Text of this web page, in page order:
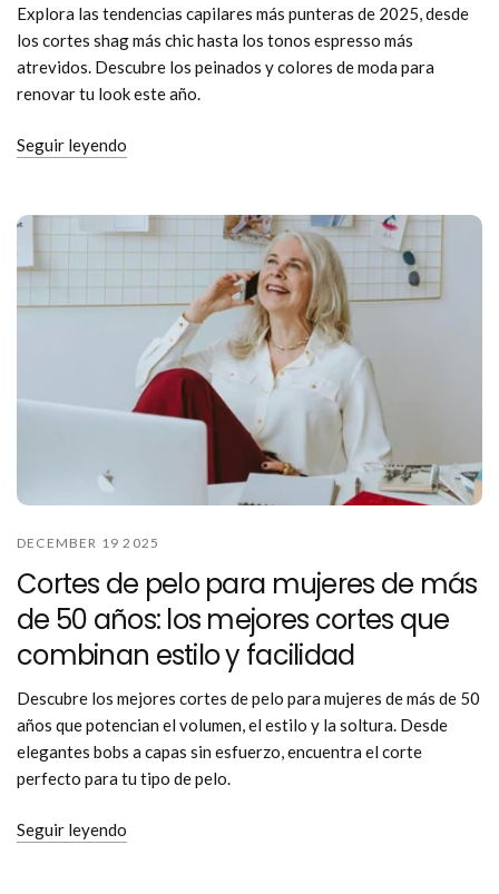
Explora las tendencias capilares más punteras de 2025, desde
los cortes shag más chic hasta los tonos espresso más
atrevidos. Descubre los peinados y colores de moda para
renovar tu look este año.
Seguir leyendo
DECEMBER 19 2025
Cortes de pelo para mujeres de más
de 50 años: los mejores cortes que
combinan estilo y facilidad
Descubre los mejores cortes de pelo para mujeres de más de 50
años que potencian el volumen, el estilo y la soltura. Desde
elegantes bobs a capas sin esfuerzo, encuentra el corte
perfecto para tu tipo de pelo.
Seguir leyendo